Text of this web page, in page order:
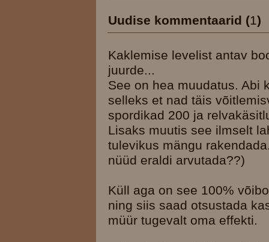
Uudise kommentaarid (1)
Kaklemise levelist antav
juurde...
See on hea muudatus. Abi
selleks et nad täis
spordikad 200 ja
Lisaks muutis see ilmselt
tulevikus mängu
nüüd eraldi arvutada??)
Küll aga on see 100%
ning siis saad otsustada
müür tugevalt oma effekti.